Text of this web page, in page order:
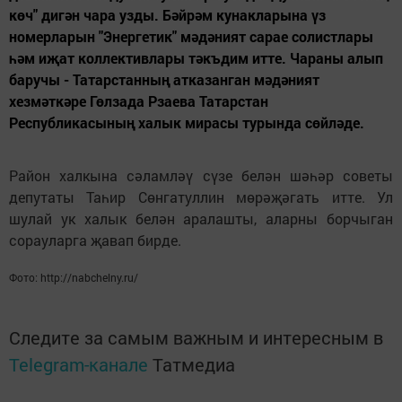
көч" дигән чара узды. Бәйрәм кунакларына үз
номерларын "Энергетик" мәдәният сарае солистлары
һәм иҗат коллективлары тәкъдим итте. Чараны алып
баручы - Татарстанның атказанган мәдәният
хезмәткәре Гөлзада Рзаева Татарстан
Республикасының халык мирасы турында сөйләде.
Район халкына сәламләү сүзе белән шәһәр советы
депутаты Таһир Сөнгатуллин мөрәҗәгать итте. Ул
шулай ук халык белән аралашты, аларны борчыган
сорауларга җавап бирде.
Фото: http://nabchelny.ru/
Следите за самым важным и интересным в
Telegram-канале Татмедиа